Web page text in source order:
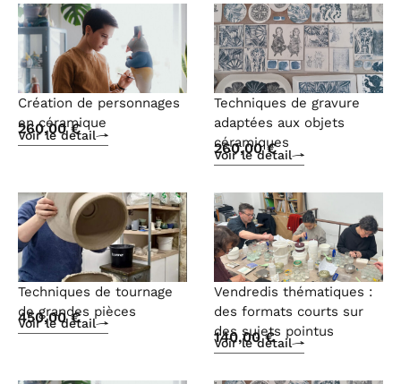
Création de personnages
en céramique
260,00€
Voir le détail
Techniques de gravure
adaptées aux objets
céramiques
260,00€
Voir le détail
Techniques de tournage
de grandes pièces
450,00€
Voir le détail
Vendredis thématiques :
des formats courts sur
des sujets pointus
140,00€
Voir le détail